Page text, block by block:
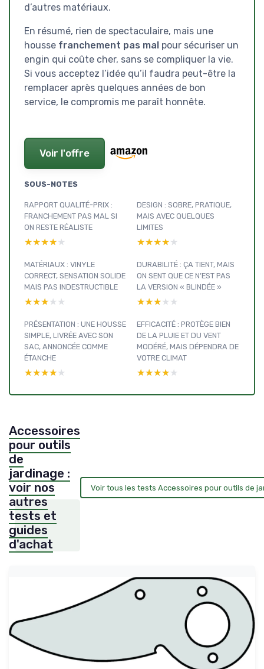
d’autres matériaux.
En résumé, rien de spectaculaire, mais une
housse franchement pas mal pour sécuriser un
engin qui coûte cher, sans se compliquer la vie.
Si vous acceptez l’idée qu’il faudra peut-être la
remplacer après quelques années de bon
service, le compromis me paraît honnête.
Voir l'offre
SOUS-NOTES
RAPPORT QUALITÉ-PRIX :
FRANCHEMENT PAS MAL SI
ON RESTE RÉALISTE
★★★★★
★★★★★
DESIGN : SOBRE, PRATIQUE,
MAIS AVEC QUELQUES
LIMITES
★★★★★
★★★★★
MATÉRIAUX : VINYLE
CORRECT, SENSATION SOLIDE
MAIS PAS INDESTRUCTIBLE
★★★★★
★★★★★
DURABILITÉ : ÇA TIENT, MAIS
ON SENT QUE CE N’EST PAS
LA VERSION « BLINDÉE »
★★★★★
★★★★★
PRÉSENTATION : UNE HOUSSE
SIMPLE, LIVRÉE AVEC SON
SAC, ANNONCÉE COMME
ÉTANCHE
★★★★★
★★★★★
EFFICACITÉ : PROTÈGE BIEN
DE LA PLUIE ET DU VENT
MODÉRÉ, MAIS DÉPENDRA DE
VOTRE CLIMAT
★★★★★
★★★★★
Accessoires
pour outils
de
jardinage :
voir nos
autres
tests et
guides
d'achat
Voir tous les tests Accessoires pour outils de